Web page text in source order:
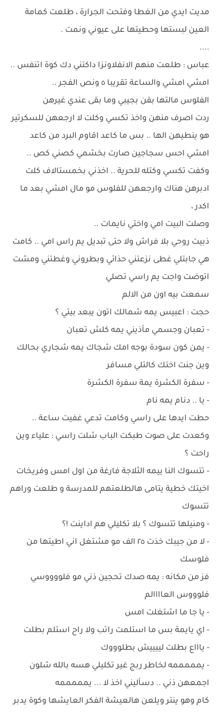
مديت ايدي من الغطا وفتحت الجرارة ، طلعت كمامة
العين لبستها وحطيتها على عيوني ونمت .
....
عباس : طلعت منهم الانفلاونزا داكتني دك كوة اتنفس ..
امشي امشي والساعة تقريبا ٥ ونص الفجر ..
الفلوس مالتها بقن بجيبي وما بقى عندي غيرهن
ردت اصرف منهن واخذ تكسي وكلت لا ارجعهن للسكرتير
هو ينطيهن الها .. بس ما كاعد اقاوم البرد من كاعد
امشي احس سجاجين صارت بخشمي كصني كص ..
وكفت تكسي وكتله للحرية .. اخذني بخمستالاف كلت
ادبرهن هناك وارجعهن للفلوس مو مال امشي بعد ما
اكدر ،
وصلت البيت امي واختي نايمات ..
ذبيت روحي بلا فراش ولا حتى تبديل يم راس امي .. كامت
هي جابتلي غطى نزعتني حذائي وبطروني وغطتني ومشت
اتوضت واجت يم راسي تصلي
سمعت بيه اون من الالم
حجت : اعبيس يمه شمالك اتون يبعد بيتي ؟
- تعبان وجسمي مأذيني يمه كلش تعبان
- يمن كون سودة بوجه امك شجاك يمه شجاري بحالك
وين جنت اختك كالتلي مسافر
- سفرة الكشرة يمة سفرة الكشرة
- يا .. دنام يمه نام
حطت ايدها على راسي وكامت تدعي غفيت ساعة ..
وكعدت على صوت طبكت الباب شلت راسي : علياء وين
راحت ؟
- تتسوك النا ييمه الثلاجة فارغة من اول امس وفريخات
اخيتك خطية يتامى هالطلعتهم للمدرسة و طلعت وراهم
تتسوك
- ومنيلها تتسوك ؟ بلا تكليلي هم اداينت !؟
- لا من جيبك خذت ٢٥ الف مو مشتغل اني اطيتها من
فلوسك
فز من مكانه : يمه صدك تحجين ذني مو فلووووسي
فلوووس العاااالم
- يا جا ما اشتغلت امس
- اي يايمة بس ما استلمت راتب ولا راح استلم بطلت
- ياااع بطلت لييييش بطلوووك
- يمممممه لخاطر ربج غير تكليلي هسه بالله شلون
اجمعهن ذني .. دسأليني اخذ لا ... يمممممه
كام وهو ينتر ويلعن هالعيشة الفكر العايشها وكوة يدبر